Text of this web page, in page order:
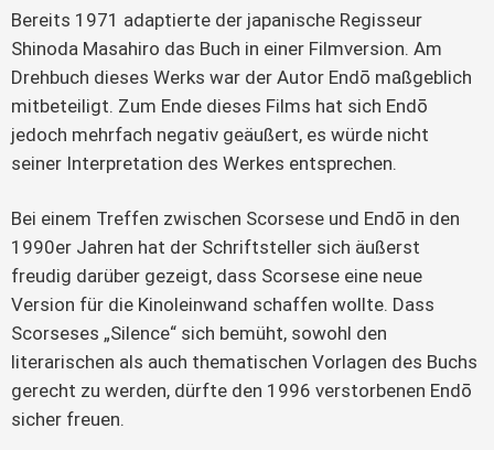
Bereits 1971 adaptierte der japanische Regisseur
Shinoda Masahiro das Buch in einer Filmversion. Am
Drehbuch dieses Werks war der Autor Endō maßgeblich
mitbeteiligt. Zum Ende dieses Films hat sich Endō
jedoch mehrfach negativ geäußert, es würde nicht
seiner Interpretation des Werkes entsprechen.
Bei einem Treffen zwischen Scorsese und Endō in den
1990er Jahren hat der Schriftsteller sich äußerst
freudig darüber gezeigt, dass Scorsese eine neue
Version für die Kinoleinwand schaffen wollte. Dass
Scorseses „Silence“ sich bemüht, sowohl den
literarischen als auch thematischen Vorlagen des Buchs
gerecht zu werden, dürfte den 1996 verstorbenen Endō
sicher freuen.